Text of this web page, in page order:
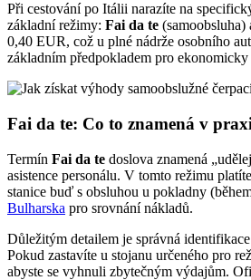
Při cestování po Itálii narazíte na
základní režimy: Fai da te (samoobsluha)
0,40 EUR, což u plné nádrže osobního
základním předpokladem pro
Fai da te: Co to znamená v
Termín Fai da te doslova znamená
asistence personálu. V tomto režimu
stanice buď s obsluhou u pokladny
Bulharska pro srovnání nákladů.
Důležitým detailem je správná
Pokud zastavíte u stojanu určeného pro
abyste se vyhnuli zbytečným výdajům.